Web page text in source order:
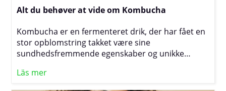
Alt du behøver at vide om Kombucha
Kombucha er en fermenteret drik, der har fået en
stor opblomstring takket være sine
sundhedsfremmende egenskaber og unikke
sødet te med en symbiotisk kultur af bakterier og
Läs mer